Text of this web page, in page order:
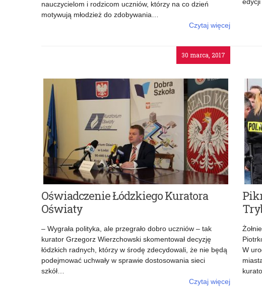
nauczycielom i rodzicom uczniów, którzy na co dzień
motywują młodzież do zdobywania…
Czytaj więcej
30 marca, 2017
Oświadczenie Łódzkiego Kuratora
Oświaty
– Wygrała polityka, ale przegrało dobro uczniów – tak
kurator Grzegorz Wierzchowski skomentował decyzję
łódzkich radnych, którzy w środę zdecydowali, że nie będą
podejmować uchwały w sprawie dostosowania sieci
szkół…
Czytaj więcej
W